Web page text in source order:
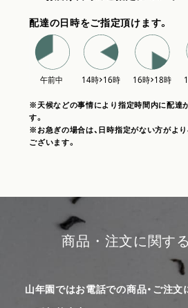
配達の日時をご指定頂けます。
※天候などの事情により指定時間内に配達
す。
※お急ぎの場合は、日時指定がない方がよ
ございます。
商品・注文に関す
山年園ではお電話での商品・ご注